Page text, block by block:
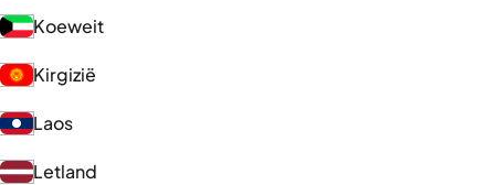
Koeweit
Kirgizië
Laos
Letland